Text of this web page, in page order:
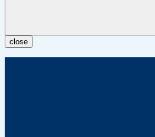
close